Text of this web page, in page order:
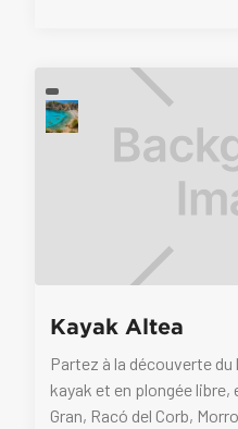
Kayak Altea
Partez à la découverte
kayak et en plongée libre,
Gran, Racó del Corb,